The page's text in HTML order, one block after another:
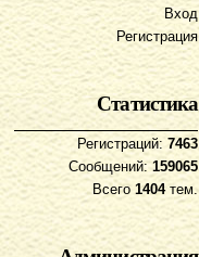
Вход
Регистрация
Статистика
Регистраций: 7463
Сообщений:159065
Всего 1404тем.